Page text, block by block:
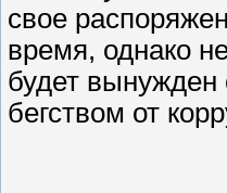
свое
время, однако
будет вынужден
бегством от